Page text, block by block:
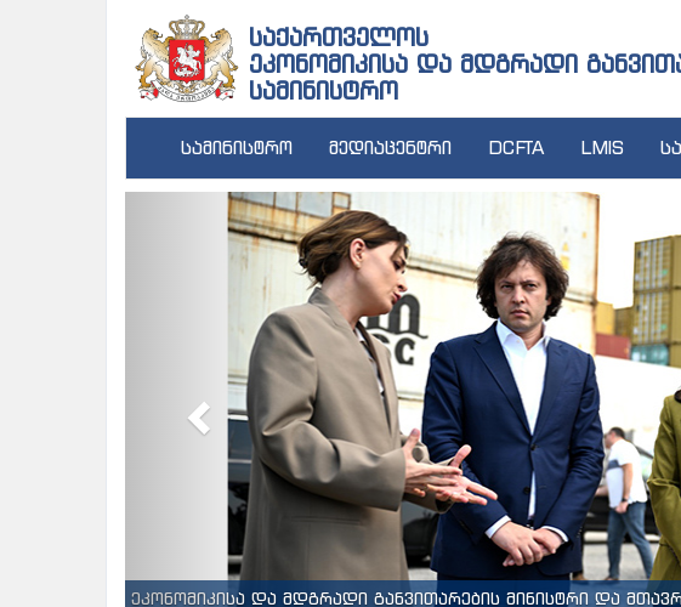
საქართველოს
ეკონომიკისა და მდგრადი
სამინისტრო
სამინისტრო მედიაცენტრი DCFTA LMIS
ეკონომიკისა და მდგრადი განვითარების მინისტრი და
Previous